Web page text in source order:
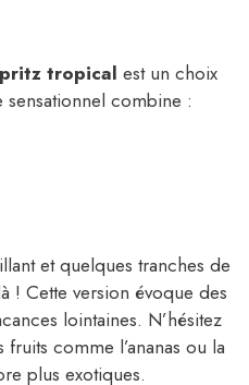
tropical est un choix
combine :
et quelques tranches de
! Cette version évoque des
lointaines. N’hésitez
comme l’ananas ou la
plus exotiques.